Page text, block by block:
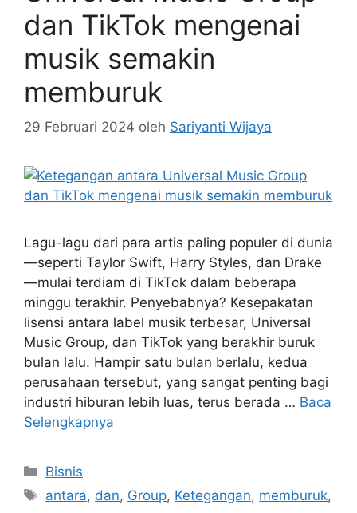
dan TikTok mengenai
musik semakin
memburuk
29 Februari 2024 oleh Sariyanti Wijaya
Lagu-lagu dari para artis paling populer di dunia
—seperti Taylor Swift, Harry Styles, dan Drake
—mulai terdiam di TikTok dalam beberapa
minggu terakhir. Penyebabnya? Kesepakatan
lisensi antara label musik terbesar, Universal
Music Group, dan TikTok yang berakhir buruk
bulan lalu. Hampir satu bulan berlalu, kedua
perusahaan tersebut, yang sangat penting bagi
industri hiburan lebih luas, terus berada … Baca
Selengkapnya
Kategori
Bisnis
Tag
antara, dan, Group, Ketegangan, memburuk,